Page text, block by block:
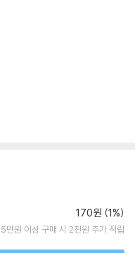
170원 (1%)
5만원 이상 구매 시 2천원 추가 적립